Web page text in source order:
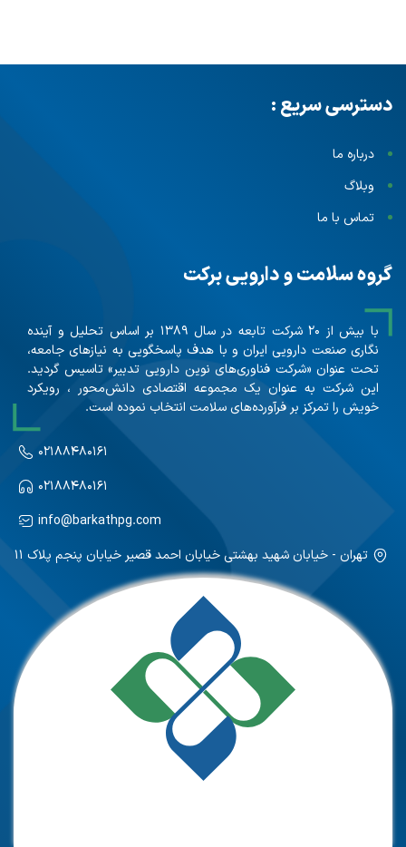
دسترسی سریع :
درباره ما
وبلاگ
تماس با ما
گروه سلامت و دارویی برکت
با بیش از ۲۰ شرکت تابعه در سال ۱۳۸۹ بر اساس تحلیل و آینده
نگاری صنعت دارویی ایران و با هدف پاسخگویی به نیازهای جامعه،
تحت عنوان «شرکت فناوری‌های نوین دارویی تدبیر» تاسیس گردید.
این شرکت به عنوان یک مجموعه اقتصادی دانش‌محور ، رویکرد
خویش را تمرکز بر فرآورده‌های سلامت انتخاب نموده است.
۰۲۱۸۸۴۸۰۱۶۱
۰۲۱۸۸۴۸۰۱۶۱
info@barkathpg.com
تهران - خیابان شهید بهشتی خیابان احمد قصیر خیابان پنجم پلاک ۱۱